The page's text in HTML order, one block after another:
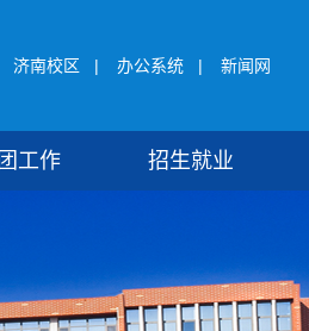
济南校区 | 办公系统 | 新闻网
工作 招生就业